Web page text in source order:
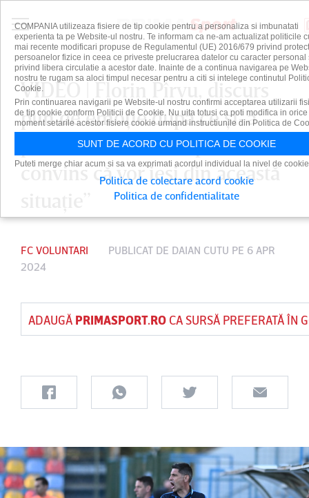
VIDEO | Florin Pîrvu, discurs
plin de emoţie după ce şi-a
pulverizat fosta echipă. ”Sunt
convins că vor ieşi din această
FC VOLUNTARI PUBLICAT DE DAIAN CUTU PE 6 APR
2024
ADAUGĂ PRIMASPORT.ROCA SURSĂ PREFERATĂ ÎN
COMPANIA utilizeaza fisiere de tip cookie pentru a personaliza si imbunatati
experienta ta pe Website-ul nostru. Te informam ca ne-am actualizat politicile
mai recente modificari propuse de Regulamentul (UE) 2016/679 privind
persoanelor fizice in ceea ce priveste prelucrarea datelor cu caracter personal
privind libera circulatie a acestor date. Inainte de a continua navigarea pe
nostru te rugam sa aloci timpul necesar pentru a citi si intelege continutul
Cookie.
Prin continuarea navigarii pe Website-ul nostru confirmi acceptarea utilizarii
de tip cookie conform Politicii de Cookie. Nu uita totusi ca poti modifica in orice
moment setarile acestor fisiere cookie urmand instructiunile din Politica de
SUNT DE ACORD CU POLITICA DE COOKIE
Puteti merge chiar acum si sa va exprimati acordul individual la nivel de
Politica de colectare acord cookie
Politica de confidentialitate